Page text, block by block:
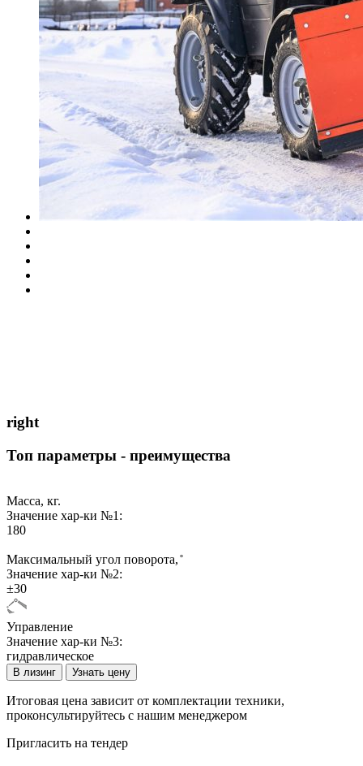
right
Топ параметры - преимущества
Масса, кг.
Значение хар-ки №1:
180
Максимальный угол поворота, ̊
Значение хар-ки №2:
±30
Управление
Значение хар-ки №3:
гидравлическое
В лизинг Узнать цену
Итоговая цена зависит от комплектации техники,
проконсультируйтесь с нашим менеджером
Пригласить на тендер